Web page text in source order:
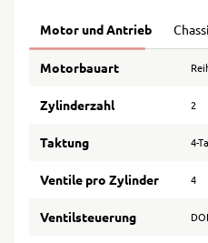
Motor und Antrieb
Motorbauart
Zylinderzahl 2
Taktung 4-
Ventile pro Zylinder 4
Ventilsteuerung